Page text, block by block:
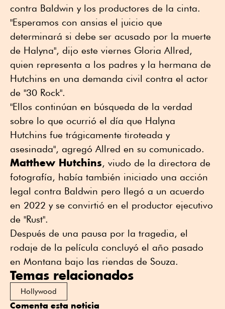
contra Baldwin y los productores de la cinta.
"Esperamos con ansias el juicio que
determinará si debe ser acusado por la muerte
de Halyna", dijo este viernes Gloria Allred,
quien representa a los padres y la hermana de
Hutchins en una demanda civil contra el actor
de "30 Rock".
"Ellos continúan en búsqueda de la verdad
sobre lo que ocurrió el día que Halyna
Hutchins fue trágicamente tiroteada y
asesinada", agregó Allred en su comunicado.
Matthew Hutchins, viudo de la directora de
fotografía, había también iniciado una acción
legal contra Baldwin pero llegó a un acuerdo
en 2022 y se convirtió en el productor ejecutivo
de "Rust".
Después de una pausa por la tragedia, el
rodaje de la película concluyó el año pasado
en Montana bajo las riendas de Souza.
Temas relacionados
Hollywood
Comenta esta noticia